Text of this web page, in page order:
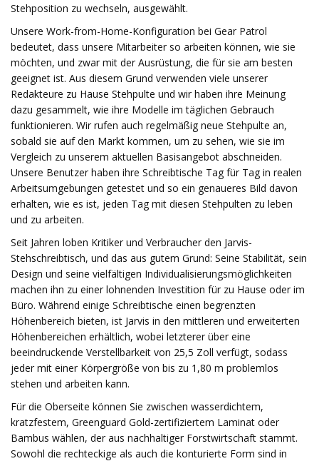
Stehposition zu wechseln, ausgewählt.
Unsere Work-from-Home-Konfiguration bei Gear Patrol
bedeutet, dass unsere Mitarbeiter so arbeiten können, wie sie
möchten, und zwar mit der Ausrüstung, die für sie am besten
geeignet ist. Aus diesem Grund verwenden viele unserer
Redakteure zu Hause Stehpulte und wir haben ihre Meinung
dazu gesammelt, wie ihre Modelle im täglichen Gebrauch
funktionieren. Wir rufen auch regelmäßig neue Stehpulte an,
sobald sie auf den Markt kommen, um zu sehen, wie sie im
Vergleich zu unserem aktuellen Basisangebot abschneiden.
Unsere Benutzer haben ihre Schreibtische Tag für Tag in realen
Arbeitsumgebungen getestet und so ein genaueres Bild davon
erhalten, wie es ist, jeden Tag mit diesen Stehpulten zu leben
und zu arbeiten.
Seit Jahren loben Kritiker und Verbraucher den Jarvis-
Stehschreibtisch, und das aus gutem Grund: Seine Stabilität, sein
Design und seine vielfältigen Individualisierungsmöglichkeiten
machen ihn zu einer lohnenden Investition für zu Hause oder im
Büro. Während einige Schreibtische einen begrenzten
Höhenbereich bieten, ist Jarvis in den mittleren und erweiterten
Höhenbereichen erhältlich, wobei letzterer über eine
beeindruckende Verstellbarkeit von 25,5 Zoll verfügt, sodass
jeder mit einer Körpergröße von bis zu 1,80 m problemlos
stehen und arbeiten kann.
Für die Oberseite können Sie zwischen wasserdichtem,
kratzfestem, Greenguard Gold-zertifiziertem Laminat oder
Bambus wählen, der aus nachhaltiger Forstwirtschaft stammt.
Sowohl die rechteckige als auch die konturierte Form sind in